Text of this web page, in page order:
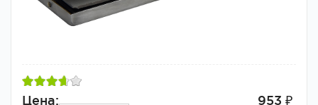
Цена: 953 ₽